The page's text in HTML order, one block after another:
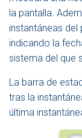
la pantalla.
instantáneas
indicando la
sistema del que
La barra de
tras la
última